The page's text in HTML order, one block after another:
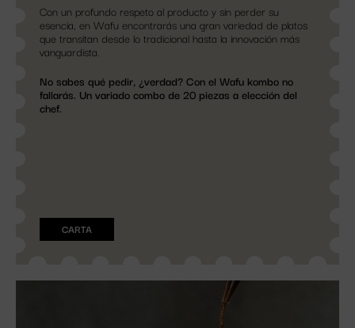
Con un profundo respeto al producto y sin perder su
esencia, en Wafu encontrarás una gran variedad de platos
que transitan desde lo tradicional hasta la innovación más
vanguardista.
No sabes qué pedir, ¿verdad? Con el Wafu kombo no
fallarás. Un variado combo de 20 piezas a elección del
chef.
CARTA